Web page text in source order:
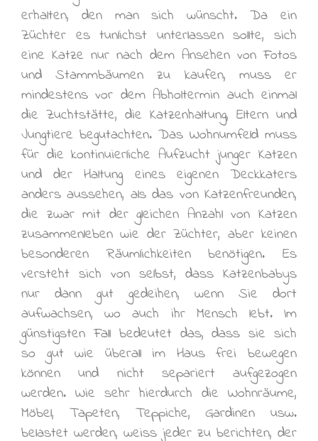
erhalten, den man sich wünscht. Da ein
Züchter es tunlichst unterlassen sollte, sich
eine Katze nur nach dem Ansehen von Fotos
und Stammbäumen zu kaufen, muss er
mindestens vor dem Abholtermin auch einmal
die Zuchtstätte, die Katzenhaltung, Eltern und
Jungtiere begutachten. Das Wohnumfeld muss
für die kontinuierliche Aufzucht junger Katzen
und der Haltung eines eigenen Deckkaters
anders aussehen, als das von Katzenfreunden,
die zwar mit der gleichen Anzahl von Katzen
zusammenleben wie der Züchter, aber keinen
besonderen Räumlichkeiten benötigen. Es
versteht sich von selbst, dass Katzenbabys
nur dann gut gedeihen, wenn Sie dort
aufwachsen, wo auch ihr Mensch lebt. Im
günstigsten Fall bedeutet das, dass sie sich
so gut wie überall im Haus frei bewegen
können und nicht separiert aufgezogen
werden. Wie sehr hierdurch die Wohnräume,
Möbel, Tapeten, Teppiche, Gardinen usw.
belastet werden, weiss jeder zu berichten, der